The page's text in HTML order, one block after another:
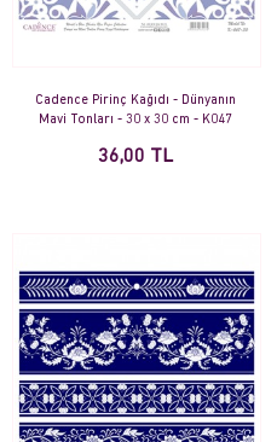
Cadence Pirinç Kağıdı - Dünyanın
Mavi Tonları - 30 x 30 cm - K047
36,00 TL